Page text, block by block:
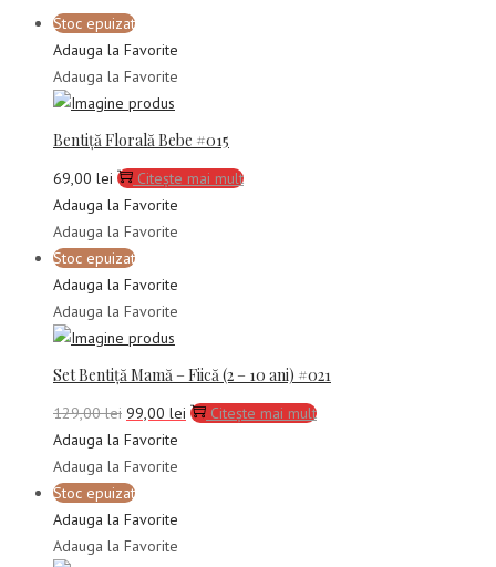
Stoc epuizat
Adauga la Favorite
Adauga la Favorite
Bentiță Florală Bebe #015
69,00 lei
Citește mai mult
Adauga la Favorite
Adauga la Favorite
Stoc epuizat
Adauga la Favorite
Adauga la Favorite
Set Bentiță Mamă – Fiică (2 – 10 ani) #021
129,00lei Prețul
inițial
a
fost:
129,00 lei.
99,00 lei PrețulCitește mai mult
Adauga la Favorite
Adauga la Favorite
Stoc epuizat
Adauga la Favorite
Adauga la Favorite